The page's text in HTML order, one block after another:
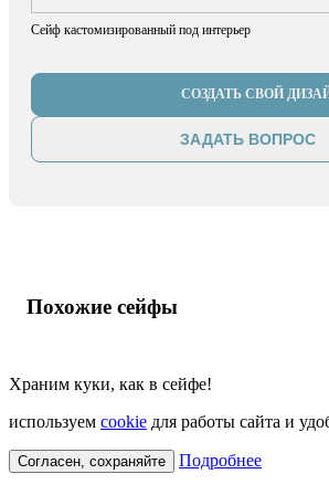
Сейф кастомизированный под интерьер
СОЗДАТЬ СВОЙ
ЗАДАТЬ ВОПРОС
Похожие сейфы
Храним куки, как в сейфе!
используем cookie для работы сайта и
Согласен, сохраняйте Подробнее